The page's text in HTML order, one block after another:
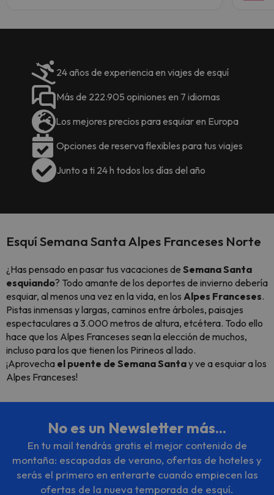
24 años de experiencia en viajes de esquí
Más de 222.905 opiniones en 7 idiomas
Los mejores precios para esquiar en Europa
Opciones de reserva flexibles para tus viajes
Junto a ti 24 h todos los días del año
Esquí Semana Santa Alpes Franceses Norte
¿Has pensado en pasar tus vacaciones de Semana Santa
esquiando? Todo amante de los deportes de invierno debería
esquiar, al menos una vez en la vida, en los Alpes Franceses.
Pistas inmensas y largas, caminos entre árboles, paisajes
espectaculares a 3.000 metros de altura, etcétera. Todo ello
hace que los Alpes Franceses sean la elección de muchos,
incluso para los que tienen los Pirineos al lado.
¡Aprovecha el puente de Semana Santay ve a esquiar a los
Alpes Franceses!
No es un Newsletter más...
En tu mail tendrás gratis el mejor contenido de
montaña: escapadas de verano, ofertas de hoteles y
serás el primero en enterarte cuando empiecen las
ofertas de la nueva temporada de esquí.